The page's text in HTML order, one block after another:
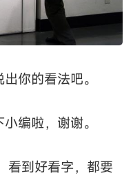
你的看法吧。
编啦，谢谢。
看到好看字，都要